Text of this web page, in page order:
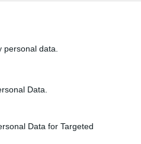
data.
Data.
Data for Targeted
στάθηκαν στο
μετά τα πρόσφατα
οι δύο χώρες.
από την πλευρά
της Τουρκίας.